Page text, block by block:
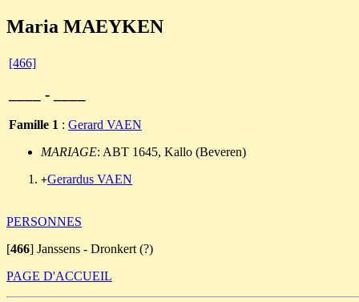
Maria MAEYKEN
[466]
____ - ____
Famille 1 : Gerard VAEN
MARIAGE: ABT 1645, Kallo (Beveren)
+Gerardus VAEN
PERSONNES
[466] Janssens - Dronkert (?)
PAGE D'ACCUEIL